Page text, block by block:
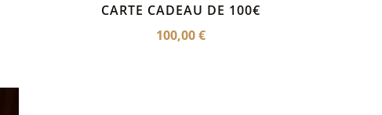
CARTE CADEAU DE 100€
100,00€